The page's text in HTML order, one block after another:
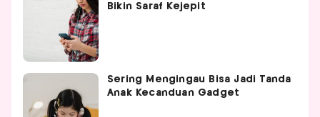
Bikin Saraf Kejepit
Sering Mengingau Bisa Jadi Tanda
Anak Kecanduan Gadget